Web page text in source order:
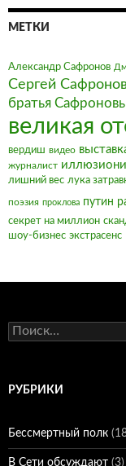
МЕТКИ
Александр Сафронов
Сергей
братья
великая
вердиш видео
журналист
лишний вес лука
поэзия проклова путин
секрет на миллион
шоу-бизнес экстрасенс
Найти:
РУБРИКИ
Бессмертный полк
В Сети обсуждают (3)